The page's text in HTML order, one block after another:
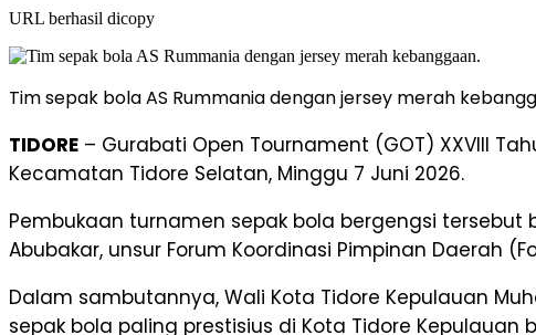
URL berhasil dicopy
Tim sepak bola AS Rummania dengan jersey merah
TIDORE – Gurabati Open Tournament (GOT) XXVIII
Kecamatan Tidore Selatan, Minggu 7 Juni 2026.
Pembukaan turnamen sepak bola bergengsi tersebut
Abubakar, unsur Forum Koordinasi Pimpinan Daerah
Dalam sambutannya, Wali Kota Tidore Kepulauan
sepak bola paling prestisius di Kota Tidore Kepulauan